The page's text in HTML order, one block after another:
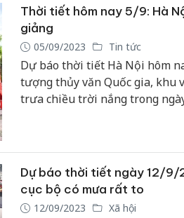
Thời tiết hôm nay 5/9: Hà
giảng
05/09/2023 Tin tức
Dự báo thời tiết Hà Nội hôm
tượng thủy văn Quốc gia, khu
trưa chiều trời nắng trong
Dự báo thời tiết ngày 12/9/
cục bộ có mưa rất to
12/09/2023 Xã hội